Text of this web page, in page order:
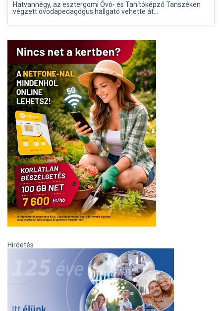
Hatvannégy, az esztergomi Óvó- és Tanítóképző Tanszéken
végzett óvodapedagógus hallgató vehette át...
Hirdetés